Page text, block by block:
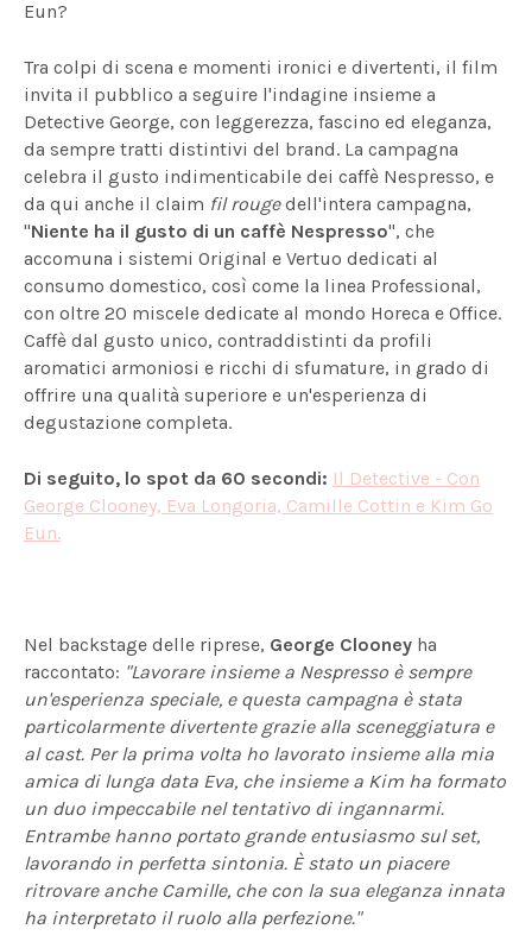
Eun?
Tra colpi di scena e momenti ironici e divertenti, il film
invita il pubblico a seguire l'indagine insieme a
Detective George, con leggerezza, fascino ed eleganza,
da sempre tratti distintivi del brand. La campagna
celebra il gusto indimenticabile dei caffè Nespresso, e
da qui anche il claim fil rougedell'intera campagna,
"Niente ha il gusto di un caffè Nespresso", che
accomuna i sistemi Original e Vertuo dedicati al
consumo domestico, così come la linea Professional,
con oltre 20 miscele dedicate al mondo Horeca e Office.
Caffè dal gusto unico, contraddistinti da profili
aromatici armoniosi e ricchi di sfumature, in grado di
offrire una qualità superiore e un'esperienza di
degustazione completa.
Di seguito, lo spot da 60 secondi: Il Detective - Con
George Clooney, Eva Longoria, Camille Cottin e Kim Go
Eun.
Nel backstage delle riprese, George Clooney ha
raccontato: "Lavorare insieme a Nespresso è sempre
un'esperienza speciale, e questa campagna è stata
particolarmente divertente grazie alla sceneggiatura e
al cast. Per la prima volta ho lavorato insieme alla mia
amica di lunga data Eva, che insieme a Kim ha formato
un duo impeccabile nel tentativo di ingannarmi.
Entrambe hanno portato grande entusiasmo sul set,
lavorando in perfetta sintonia. È stato un piacere
ritrovare anche Camille, che con la sua eleganza innata
ha interpretato il ruolo alla perfezione."